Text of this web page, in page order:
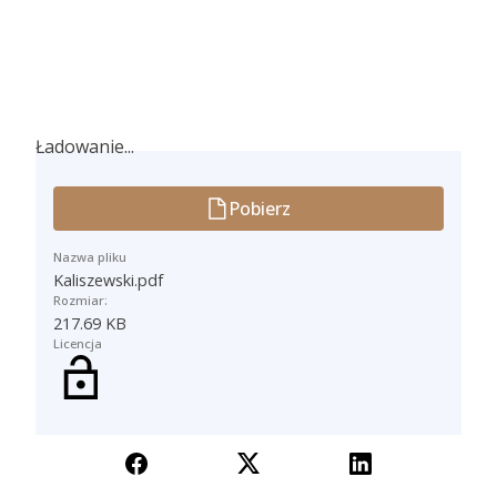
Ładowanie...
Ładowanie...
Pobierz
Nazwa pliku
Kaliszewski.pdf
Rozmiar:
217.69 KB
Licencja